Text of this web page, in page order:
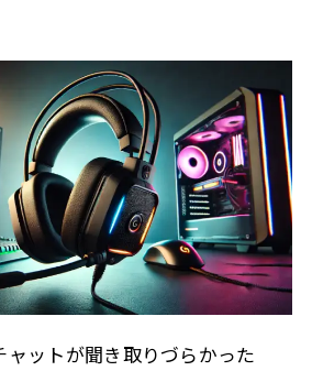
ャットが聞き取りづらかった
ミングヘッドセットと普通のヘッドセッ
すか？
BTH GS19とGRFD-GMH TA80、どちらを
いですか？
向けにおすすめのモデルはあります
でゲーミングヘッドセットを使う際の
？
か？